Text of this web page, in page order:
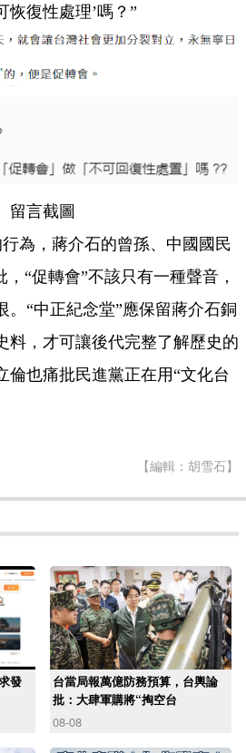
恢復性處理’嗎？”
留言截圖
行為，蔣介石的曾孫、中國國民
，“促轉會”不該只有一種聲音，
。“中正紀念堂”應保留蔣介石銅
料，才可讓後代完整了解歷史的
倫也痛批民進黨正在用“文化台
【編輯：胡雪石】
發
台當局報萬億防務預算，台輿論
批：大肆軍購將“掏空台
08-08